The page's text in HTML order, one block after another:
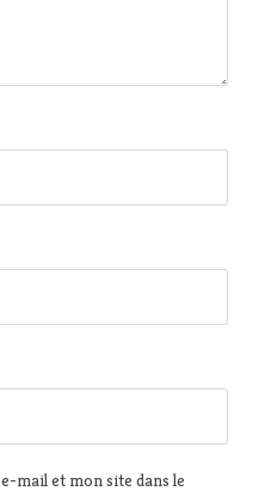
mail et mon site dans le